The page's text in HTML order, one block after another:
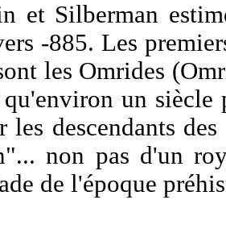
et Silberman
-885. Les
les Omrides
un siècle
les descendants
non pas d'un
de l'époque